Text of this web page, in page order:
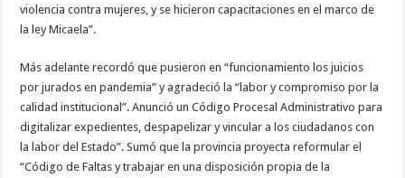
violencia contra mujeres, y se hicieron capacitaciones en el marco de
la ley Micaela”.
Más adelante recordó que pusieron en “funcionamiento los juicios
por jurados en pandemia” y agradeció la “labor y compromiso por la
calidad institucional”. Anunció un Código Procesal Administrativo para
digitalizar expedientes, despapelizar y vincular a los ciudadanos con
la labor del Estado”. Sumó que la provincia proyecta reformular el
“Código de Faltas y trabajar en una disposición propia de la